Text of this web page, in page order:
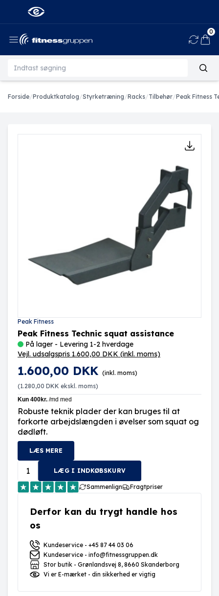
0
Forside/Produktkatalog/Styrketræning/Racks/Tilbehør/Peak Fitness
Peak Fitness
Peak Fitness Technic squat assistance
På lager - Levering 1-2 hverdage
Vejl. udsalgspris 1.600,00 DKK (inkl. moms)
1.600,00 DKK (inkl. moms)
(1.280,00 DKK ekskl. moms)
Robuste teknik plader der kan bruges til at
forkorte arbejdslængden i øvelser som squat og
dødløft.
LÆS MERE
LÆG I INDKØBSKURV
Sammenlign Fragtpriser
Derfor kan du trygt handle hos
os
Kundeservice - +45 87 44 03 06
Kundeservice - info@fitnessgruppen.dk
Stor butik - Grønlandsvej 8, 8660 Skanderborg
Vi er E-mærket - din sikkerhed er vigtig